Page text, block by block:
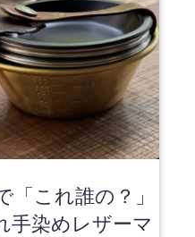
これ誰の？」
手染めレザーマ